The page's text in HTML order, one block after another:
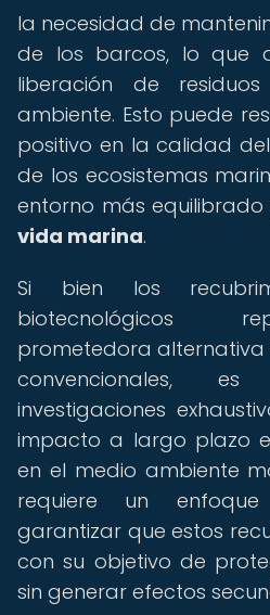
la necesidad de
de los barcos, lo que
liberación de
ambiente. Esto puede
positivo en la calidad
de los ecosistemas
entorno más
vida marina.
Si bien los
biotecnológicos
prometedora alternativa
convencionales,
investigaciones
impacto a largo plazo
en el medio ambiente
requiere un
garantizar que estos
con su objetivo de
sin generar efectos